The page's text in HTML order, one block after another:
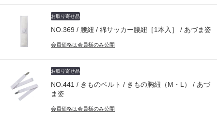
お取り寄せ品
NO.369 / 腰紐 / 綿サッカー腰紐［1本入］ / あづま姿
会員価格は会員様のみ公開
お取り寄せ品
NO.441 / きものベルト / きもの胸紐（M・L） / あづ
ま姿
会員価格は会員様のみ公開